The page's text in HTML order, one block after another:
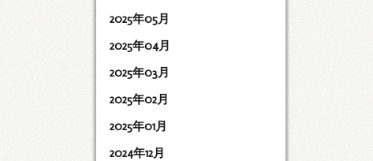
2025年05月
2025年04月
2025年03月
2025年02月
2025年01月
2024年12月